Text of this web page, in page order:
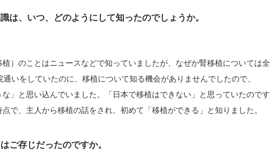
は、いつ、どのようにして知ったのでしょうか。
）のことはニュースなどで知っていましたが、なぜか腎移植については全
いをしていたのに、移植について知る機会がありませんでしたので、
な」と思い込んでいました。「日本で移植はできない」と思っていたのです
で、主人から移植の話をされ、初めて「移植ができる」と知りました。
ご存じだったのですか。